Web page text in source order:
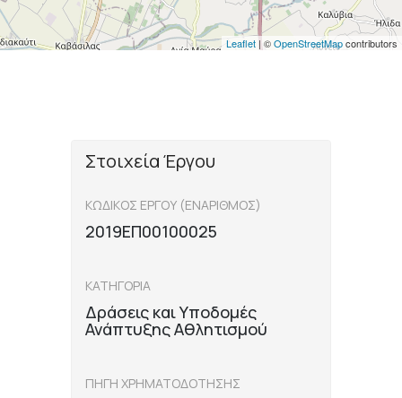
Leaflet | ©OpenStreetMapcontributors
Στοιχεία Έργου
ΚΩΔΙΚΟΣ ΕΡΓΟΥ (ΕΝΑΡΙΘΜΟΣ)
2019ΕΠ00100025
ΚΑΤΗΓΟΡΙΑ
Δράσεις και Υποδομές
Ανάπτυξης Αθλητισμού
ΠΗΓΗ ΧΡΗΜΑΤΟΔΟΤΗΣΗΣ